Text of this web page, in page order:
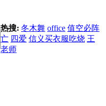
热搜: 冬木舞 office 值空必阵
亡 四爱 信义买衣服吃烧 王
老师